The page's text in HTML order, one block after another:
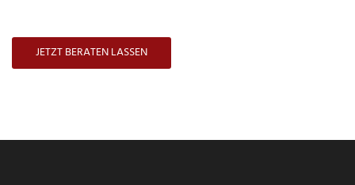
JETZT BERATEN LASSEN